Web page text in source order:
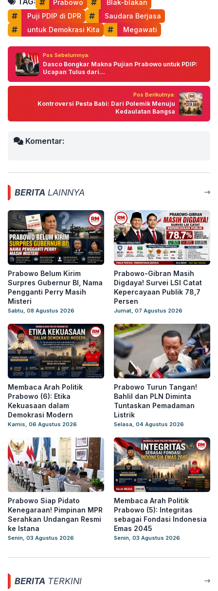
Prabowo
Blak-blakan
Puji PDIP di DPR
Saudara Berjasa
untuk Demokrasi Kita
Megawati
Pos Sebelumnya:
Dasco Bongkar Makna Pujian Prabowo untuk PDIP:
Ucapan Tulus dari...
Pos Berikutnya:
Kontroversi Pesta Babi: Dari Polemik Menuju
Kedaulatan Bangsa
Komentar:
BERITA LAINNYA
Prabowo Belum Kirim
Surpres Gubernur BI, Nama
Pengganti Perry Masih
Misteri
Sabtu, 08 Agustus 2026
Prabowo-Gibran Masih
Digdaya! Survei LSI Catat
Kepercayaan Publik 78,7
Persen
Jumat, 07 Agustus 2026
Membaca Arah Politik
Prabowo (6): Etika
Kekuasaan dalam
Demokrasi Modern
Kamis, 06 Agustus 2026
Prabowo Turun Tangan!
Bahlil dan PLN Diminta
Tuntaskan Pemadaman
Listrik
Selasa, 04 Agustus 2026
Prabowo Siap Pidato
Kenegaraan! Pimpinan MPR
Serahkan Undangan Resmi
ke Istana
Senin, 03 Agustus 2026
Membaca Arah Politik
Prabowo (5): Integritas
sebagai Fondasi Indonesia
Emas 2045
Senin, 03 Agustus 2026
BERITA TERKINI